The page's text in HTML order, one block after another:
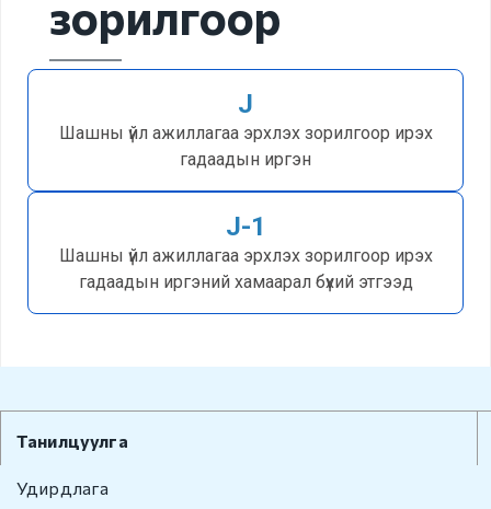
Чиг үүрэг
Бүтэц
Зохион
байгуулалтын нэгж
Түүхэн товчоо
Визийн зөвшөөрөл
зорилгоор
J
Шашны үйл ажиллагаа эрхлэх зорилгоор ирэх
гадаадын иргэн
J-1
Шашны үйл ажиллагаа эрхлэх зорилгоор ирэх
гадаадын иргэний хамаарал бүхий этгээд
Танилцуулга
Удирдлага